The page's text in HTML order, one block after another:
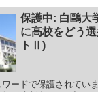
覧ください！
保護中: 白鷗大
に高校をどう
トⅡ)
ードで保護されてい